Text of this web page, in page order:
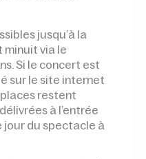
jusqu’à la
minuit via le
Si le concert est
sur le site internet
restent
à l’entrée
jour du spectacle à